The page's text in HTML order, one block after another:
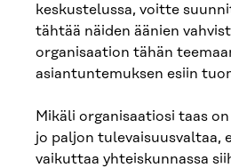
keskustelussa, voitte
tähtää näiden äänien
organisaation tähän
asiantuntemuksen esiin
Mikäli organisaatiosi taas
jo paljon tulevaisuusvaltaa,
vaikuttaa yhteiskunnassa